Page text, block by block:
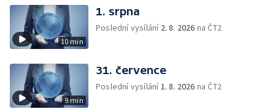
10 min
1. srpna
Poslední vysílání 2. 8. 2026 na ČT2
9 min
31. července
Poslední vysílání1. 8. 2026 na ČT2